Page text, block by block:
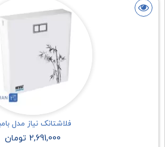
فلاشتانک نیاز مدل
2,691,000 تومان